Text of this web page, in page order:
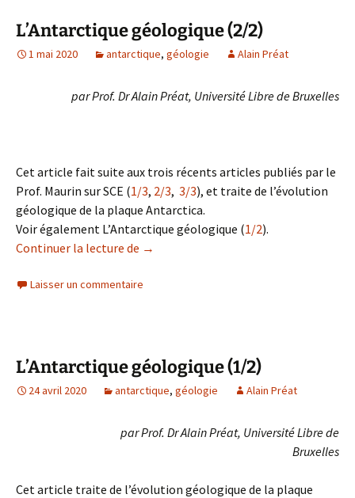
L’Antarctique géologique (2/2)
1 mai 2020 antarctique, géologie Alain Préat
par Prof. Dr Alain Préat, Université Libre de Bruxelles
Cet article fait suite aux trois récents articles publiés par le
Prof. Maurin sur SCE (1/3, 2/3, 3/3), et traite de l’évolution
géologique de la plaque Antarctica.
Voir également L’Antarctique géologique (1/2).
Continuer la lecture de L’Antarctique géologique (2/2)
→
Laisser un commentaire
L’Antarctique géologique (1/2)
24 avril 2020 antarctique, géologie Alain Préat
par Prof. Dr Alain Préat, Université Libre de
Bruxelles
Cet article traite de l’évolution géologique de la plaque